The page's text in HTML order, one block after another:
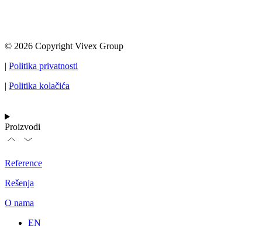
© 2026 Copyright Vivex Group
Politika privatnosti
Politika kolačića
Proizvodi
Reference
Rešenja
O nama
EN